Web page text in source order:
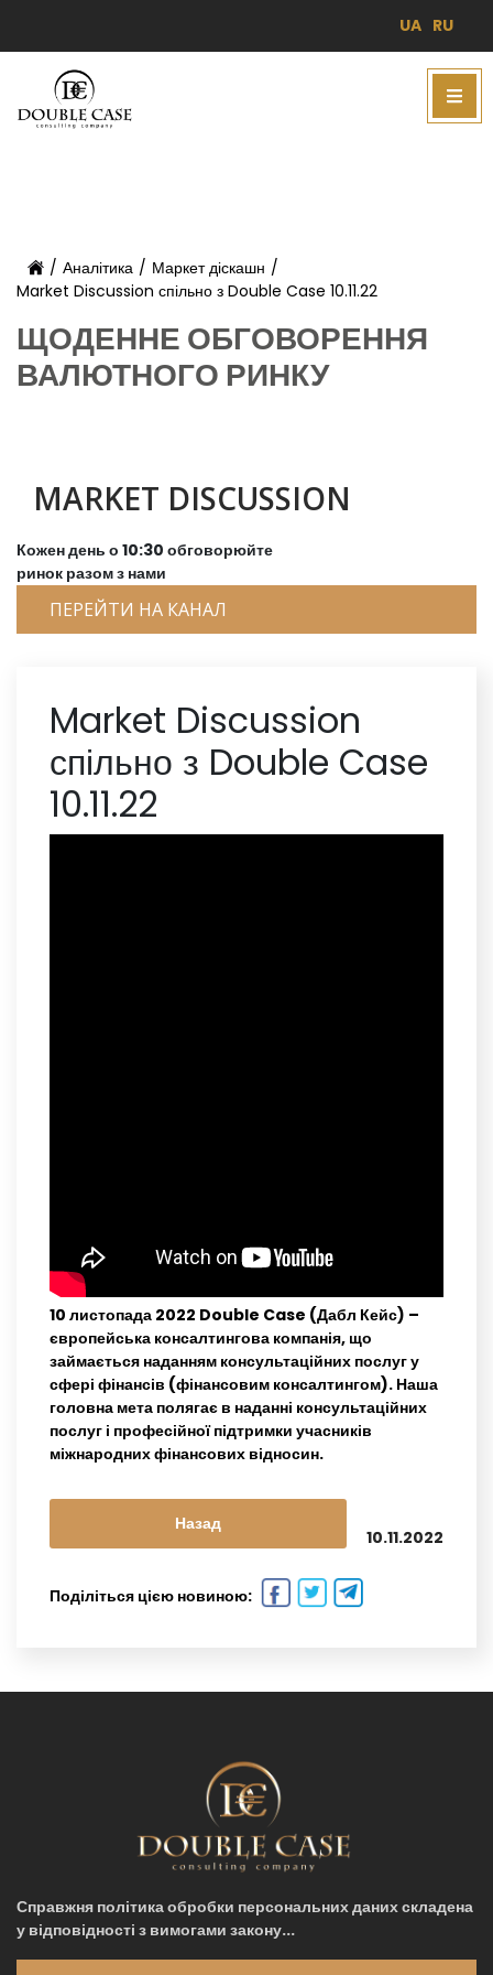
UA RU
/ Аналітика / Маркет діскашн /
Market Discussion спільно з Double Case 10.11.22
ЩОДЕННЕ ОБГОВОРЕННЯ
ВАЛЮТНОГО РИНКУ
MARKET DISCUSSION
Кожен день о 10:30 обговорюйте
ринок разом з нами
ПЕРЕЙТИ НА КАНАЛ
Market Discussion
спільно з Double Case
10.11.22
10 листопада 2022 Double Case (Дабл Кейс) –
європейська консалтингова компанія, що
займається наданням консультаційних послуг у
сфері фінансів (фінансовим консалтингом). Наша
головна мета полягає в наданні консультаційних
послуг і професійної підтримки учасників
міжнародних фінансових відносин.
Назад
10.11.2022
Поділіться цією новиною:
Справжня політика обробки персональних даних складена
у відповідності з вимогами закону...